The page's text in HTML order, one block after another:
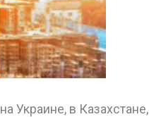
Украине, в Казахстане,